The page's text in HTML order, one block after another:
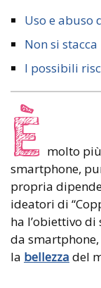
Uso e abuso
Non si
I possibili
È molto
smartphone,
propria
ideatori di
ha l’obiettivo
da
la bellezza del